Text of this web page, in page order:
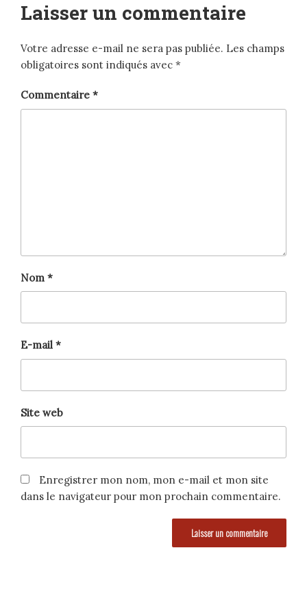
Laisser un commentaire
Votre adresse e-mail ne sera pas publiée. Les champs
obligatoires sont indiqués avec *
Commentaire *
Nom *
E-mail *
Site web
Enregistrer mon nom, mon e-mail et mon site
dans le navigateur pour mon prochain commentaire.